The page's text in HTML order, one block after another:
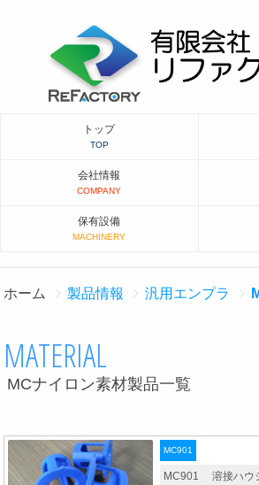
トップ
会社情報
保有設備
ホーム 製品情報 汎用エンプラ
MATERIAL
MCナイロン素材製品一覧
MC901
MC901 溶接ハウ